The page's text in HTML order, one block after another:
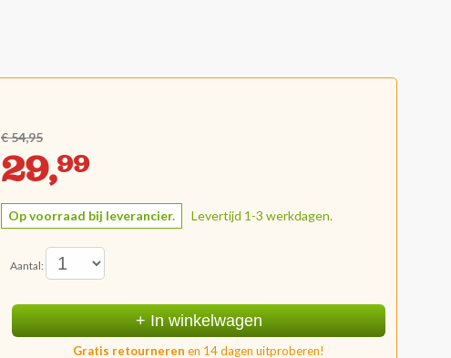
€ 54,95
29,99
Op voorraad bij leverancier. Levertijd 1-3 werkdagen.
Aantal:
+ In winkelwagen
Gratis retourneren en 14 dagen uitproberen!